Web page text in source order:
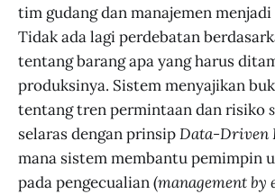
tim gudang dan manajemen
Tidak ada lagi perdebatan
tentang barang apa yang harus
produksinya. Sistem menyajikan
tentang tren permintaan dan risiko
selaras dengan prinsipData-Driven
mana sistem membantu pemimpin
pada pengecualian (management by